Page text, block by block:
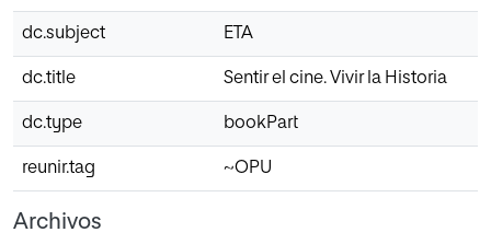
dc.subject ETA
dc.title Sentir el cine. Vivir la Historia
dc.type bookPart
reunir.tag ~OPU
Archivos